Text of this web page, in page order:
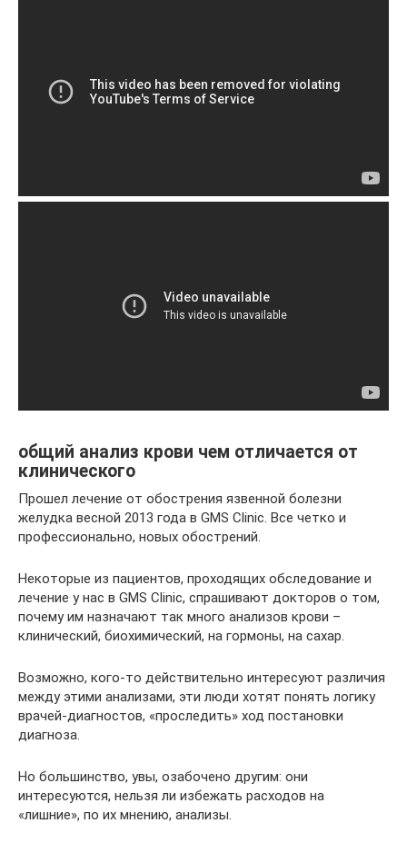
общий анализ крови чем отличается от
клинического
Прошел лечение от обострения язвенной болезни
желудка весной 2013 года в GMS Clinic. Все четко и
профессионально, новых обострений.
Некоторые из пациентов, проходящих обследование и
лечение у нас в GMS Clinic, спрашивают докторов о том,
почему им назначают так много анализов крови –
клинический, биохимический, на гормоны, на сахар.
Возможно, кого-то действительно интересуют различия
между этими анализами, эти люди хотят понять логику
врачей-диагностов, «проследить» ход постановки
диагноза.
Но большинство, увы, озабочено другим: они
интересуются, нельзя ли избежать расходов на
«лишние», по их мнению, анализы.